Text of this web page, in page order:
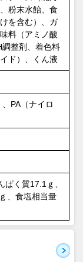
粉末水飴、食
を含む）、ガ
料（アミノ酸
整剤、着色料
ド）、くん液
PA（ナイロ
ぱく質17.1ｇ、
、食塩相当量